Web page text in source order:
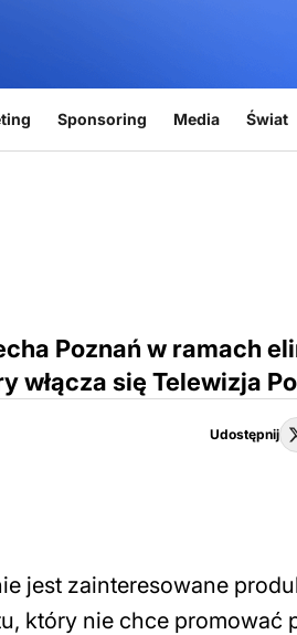
Sponsoring Media Świat
Poznań w ramach
włącza się Telewizja
Udostępnij
jest zainteresowane
który nie chce promować